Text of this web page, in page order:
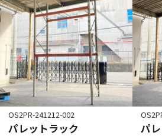
OS2PR-241212-002
パレットラック パ